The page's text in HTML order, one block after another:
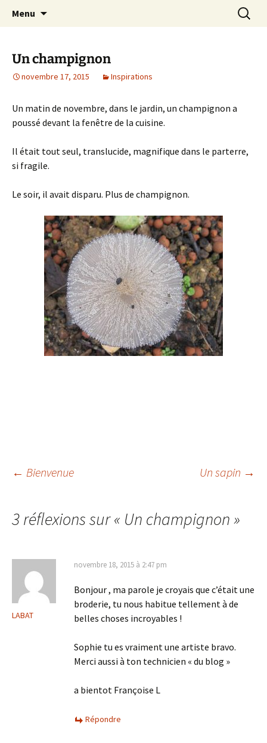
filsetcrayons
Le blog de Sophie A
Menu
Un champignon
novembre 17, 2015 Inspirations
Un matin de novembre, dans le jardin, un champignon a
poussé devant la fenêtre de la cuisine.
Il était tout seul, translucide, magnifique dans le parterre,
si fragile.
Le soir, il avait disparu. Plus de champignon.
Navigation
des
articles
← Bienvenue Un sapin →
3 réflexions sur « Un champignon»
LABAT
novembre 18, 2015 à 2:47 pm
Bonjour , ma parole je croyais que c’était une
broderie, tu nous habitue tellement à de
belles choses incroyables !
Sophie tu es vraiment une artiste bravo.
Merci aussi à ton technicien « du blog »
a bientot Françoise L
Répondre